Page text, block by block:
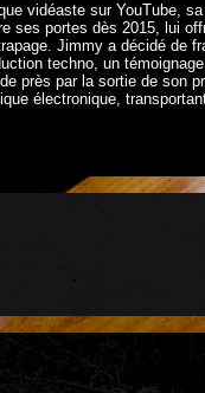
vidéaste sur YouTube,
ses portes dès 2015, lui
Jimmy a décidé de
techno, un
près par la sortie de son
électronique,